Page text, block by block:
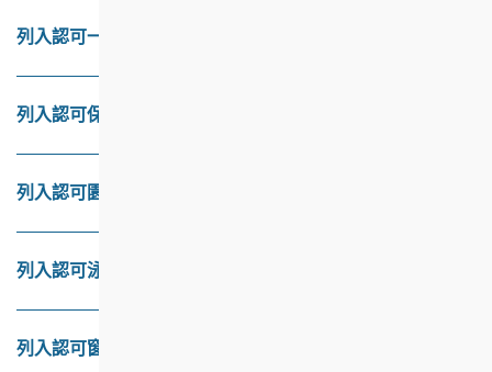
列入認可一般小型維修及保養承辦商名冊的基本資格
列入認可保安服務承辦商名冊的基本資格
列入認可園藝保養服務承辦商名冊的基本資格
列入認可泳池保養及管理服務承辦商名冊的基本資格
列入認可窗戶檢查及維修名冊的基本資格